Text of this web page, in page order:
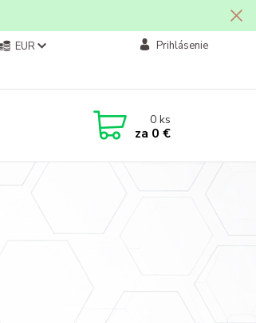
EUR Prihlásenie
0ks
za 0 €